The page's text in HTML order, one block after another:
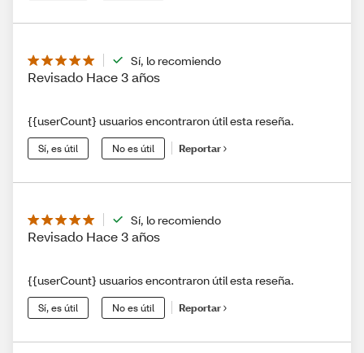
Sí, lo recomiendo
Revisado Hace 3 años
{{userCount} usuarios encontraron útil esta reseña.
Sí, es útil No es útil Reportar
Sí, lo recomiendo
Revisado Hace 3 años
{{userCount} usuarios encontraron útil esta reseña.
Sí, es útil No es útil Reportar